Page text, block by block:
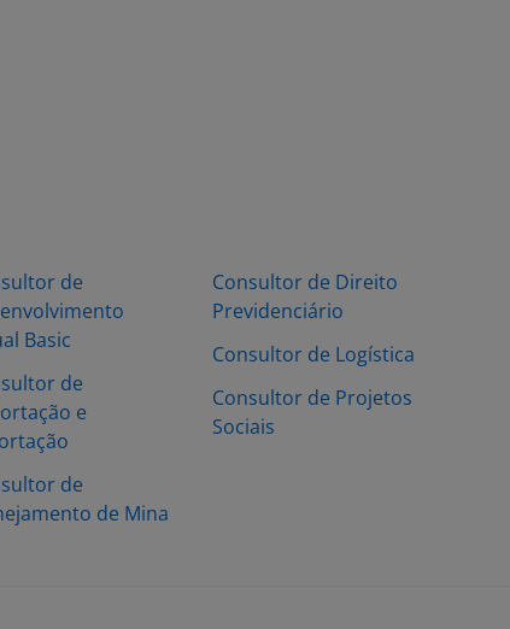
de
Basic
de
e
de
de Mina
Consultor de Direito
Previdenciário
Consultor de Logística
Consultor de Projetos
Sociais